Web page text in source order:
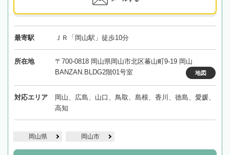
最寄駅 ＪＲ「岡山駅」徒歩10分
所在地
〒700-0818 岡山県岡山市北区蕃山町9-19 岡山
BANZAN.BLDG2階01号室
地図
対応エリア
岡山、広島、山口、鳥取、島根、香川、徳島、愛媛、
高知
岡山県 岡山市